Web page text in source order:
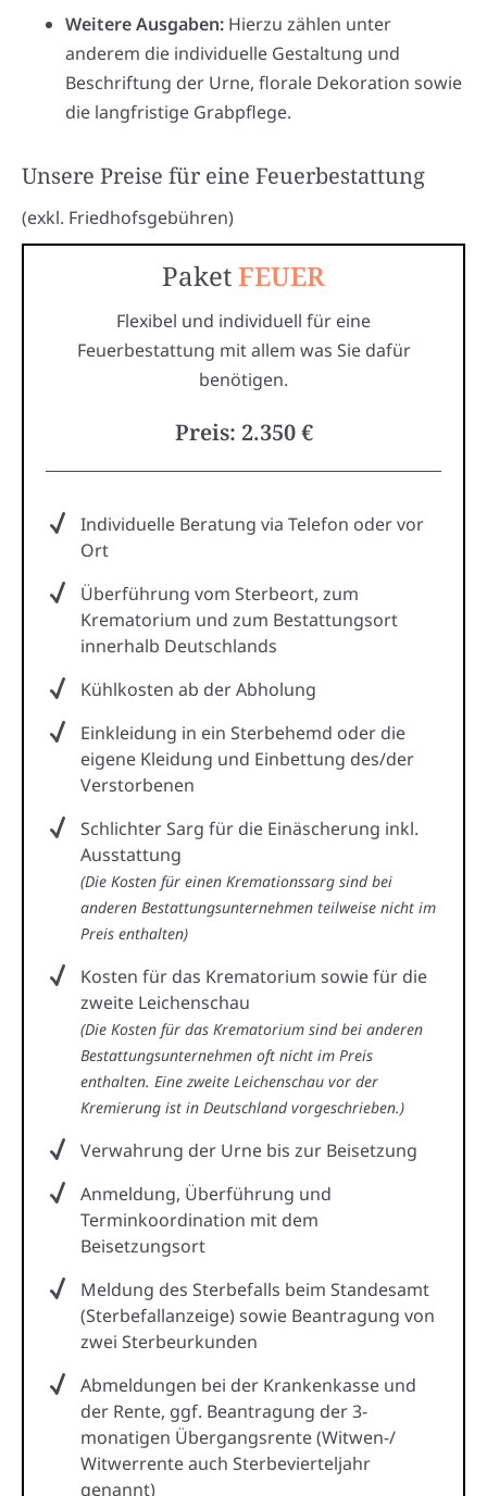
Weitere Ausgaben: Hierzu zählen unter
anderem die individuelle Gestaltung und
Beschriftung der Urne, florale Dekoration sowie
die langfristige Grabpflege.
Unsere Preise für eine Feuerbestattung
(exkl. Friedhofsgebühren)
PaketFEUER
Flexibel und individuell für eine
Feuerbestattung mit allem was Sie dafür
benötigen.
Preis: 2.350 €
Individuelle Beratung via Telefon oder vor
Ort
Überführung vom Sterbeort, zum
Krematorium und zum Bestattungsort
innerhalb Deutschlands
Kühlkosten ab der Abholung
Einkleidung in ein Sterbehemd oder die
eigene Kleidung und Einbettung des/der
Verstorbenen
Schlichter Sarg für die Einäscherung inkl.
Ausstattung
(Die Kosten für einen Kremationssarg sind bei
anderen Bestattungsunternehmen teilweise nicht im
Preis enthalten)
Kosten für das Krematorium sowie für die
zweite Leichenschau
(Die Kosten für das Krematorium sind bei anderen
Bestattungsunternehmen oft nicht im Preis
enthalten. Eine zweite Leichenschau vor der
Kremierung ist in Deutschland vorgeschrieben.)
Verwahrung der Urne bis zur Beisetzung
Anmeldung, Überführung und
Terminkoordination mit dem
Beisetzungsort
Meldung des Sterbefalls beim Standesamt
(Sterbefallanzeige) sowie Beantragung von
zwei Sterbeurkunden
Abmeldungen bei der Krankenkasse und
der Rente, ggf. Beantragung der 3-
monatigen Übergangsrente (Witwen-/
Witwerrente auch Sterbevierteljahr
genannt)